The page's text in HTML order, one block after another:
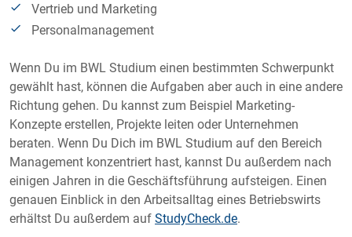
Vertrieb und Marketing
Personalmanagement
Wenn Du im BWL Studium einen bestimmten Schwerpunkt
gewählt hast, können die Aufgaben aber auch in eine andere
Richtung gehen. Du kannst zum Beispiel Marketing-
Konzepte erstellen, Projekte leiten oder Unternehmen
beraten. Wenn Du Dich im BWL Studium auf den Bereich
Management konzentriert hast, kannst Du außerdem nach
einigen Jahren in die Geschäftsführung aufsteigen. Einen
genauen Einblick in den Arbeitsalltag eines Betriebswirts
erhältst Du außerdem auf StudyCheck.de.